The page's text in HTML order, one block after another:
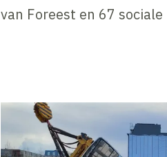
van Foreest en 67